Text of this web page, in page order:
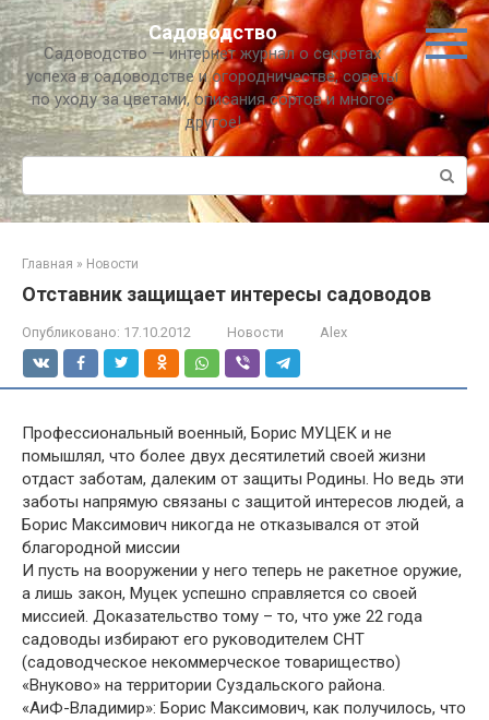
Перейти
к
контенту
Садоводство
Садоводство — интернет журнал о секретах
успеха в садоводстве и огородничестве, советы
по уходу за цветами, описания сортов и многое
другое!
Поиск:
Главная » Новости
Отставник защищает интересы садоводов
Опубликовано: 17.10.2012 Новости Alex
Профессиональный военный, Борис МУЦЕК и не
помышлял, что более двух десятилетий своей жизни
отдаст заботам, далеким от защиты Родины. Но ведь эти
заботы напрямую связаны с защитой интересов людей, а
Борис Максимович никогда не отказывался от этой
благородной миссии
И пусть на вооружении у него теперь не ракетное оружие,
а лишь закон, Муцек успешно справляется со своей
миссией. Доказательство тому – то, что уже 22 года
садоводы избирают его руководителем СНТ
(садоводческое некоммерческое товарищество)
«Внуково» на территории Суздальского района.
«АиФ-Владимир»: Борис Максимович, как получилось, что